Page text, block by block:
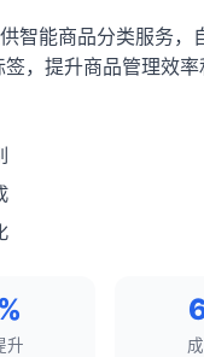
智能商品分类服务，
，提升商品管理效
升